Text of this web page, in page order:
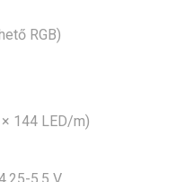
RGB)
144 LED/m)